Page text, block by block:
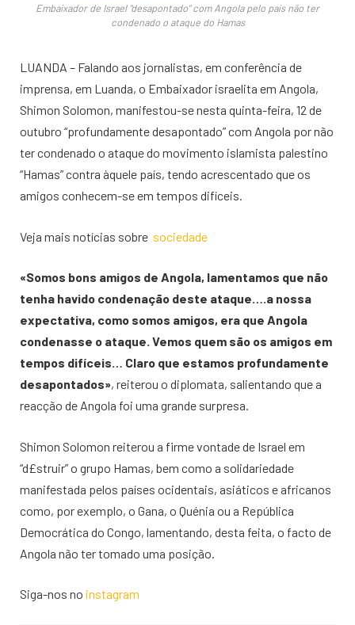
Embaixador de Israel "desapontado" com Angola pelo país não ter
condenado o ataque do Hamas
LUANDA – Falando aos jornalistas, em conferência de
imprensa, em Luanda, o Embaixador israelita em Angola,
Shimon Solomon, manifestou-se nesta quinta-feira, 12 de
outubro “profundamente desapontado” com Angola por não
ter condenado o ataque do movimento islamista palestino
“Hamas” contra àquele país, tendo acrescentado que os
amigos conhecem-se em tempos difíceis.
Veja mais notícias sobre sociedade
«Somos bons amigos de Angola, lamentamos que não
tenha havido condenação deste ataque….a nossa
expectativa, como somos amigos, era que Angola
condenasse o ataque. Vemos quem são os amigos em
tempos difíceis… Claro que estamos profundamente
desapontados», reiterou o diplomata, salientando que a
reacção de Angola foi uma grande surpresa.
Shimon Solomon reiterou a firme vontade de Israel em
“d£struir” o grupo Hamas, bem como a solidariedade
manifestada pelos países ocidentais, asiáticos e africanos
como, por exemplo, o Gana, o Quénia ou a República
Democrática do Congo, lamentando, desta feita, o facto de
Angola não ter tomado uma posição.
Siga-nos no instagram